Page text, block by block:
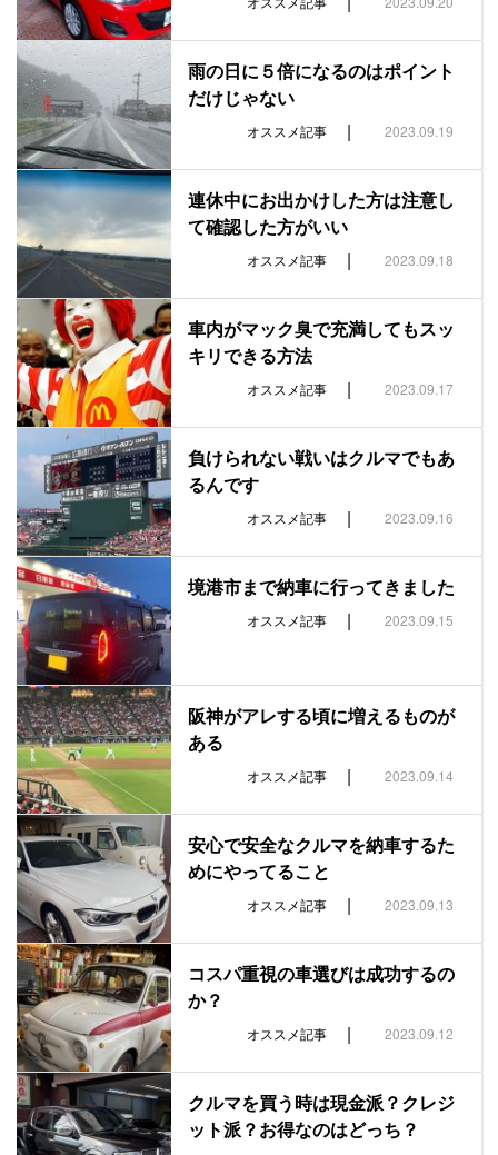
雨の日に５倍になるのはポイント
だけじゃない
オススメ記事 | 2023.09.19
連休中にお出かけした方は注意し
て確認した方がいい
オススメ記事 | 2023.09.18
車内がマック臭で充満してもスッ
キリできる方法
オススメ記事 | 2023.09.17
負けられない戦いはクルマでもあ
るんです
オススメ記事 | 2023.09.16
境港市まで納車に行ってきました
オススメ記事 | 2023.09.15
阪神がアレする頃に増えるものが
ある
オススメ記事 | 2023.09.14
安心で安全なクルマを納車するた
めにやってること
オススメ記事 | 2023.09.13
コスパ重視の車選びは成功するの
か？
オススメ記事 | 2023.09.12
クルマを買う時は現金派？クレジ
ット派？お得なのはどっち？